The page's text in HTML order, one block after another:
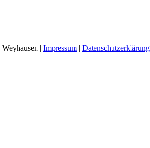
| Impressum | Datenschutzerklärung